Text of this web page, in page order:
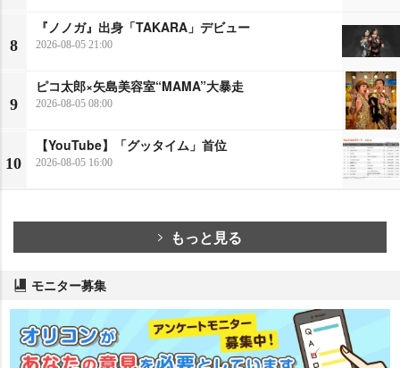
8
『ノノガ』出身「TAKARA」デビュー
2026-08-05 21:00
9
ピコ太郎×矢島美容室“MAMA”大暴走
2026-08-05 08:00
10
【YouTube】「グッタイム」首位
2026-08-05 16:00
もっと見る
モニター募集